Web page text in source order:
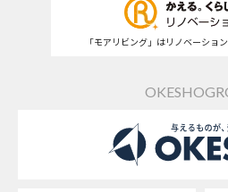
「モアリビング」はリノベーショ